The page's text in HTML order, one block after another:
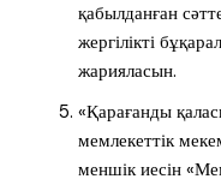
қабылданған
жергілікті
жарияласын.
«Қарағанды
мемлекеттік
меншік иесін